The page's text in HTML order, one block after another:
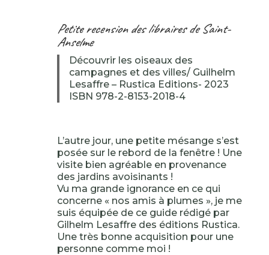
Petite recension des libraires de Saint-
Anselme
Découvrir les oiseaux des
campagnes et des villes/ Guilhelm
Lesaffre – Rustica Editions- 2023
ISBN 978-2-8153-2018-4
L’autre jour, une petite mésange s’est
posée sur le rebord de la fenêtre ! Une
visite bien agréable en provenance
des jardins avoisinants !
Vu ma grande ignorance en ce qui
concerne « nos amis à plumes », je me
suis équipée de ce guide rédigé par
Gilhelm Lesaffre des éditions Rustica.
Une très bonne acquisition pour une
personne comme moi !